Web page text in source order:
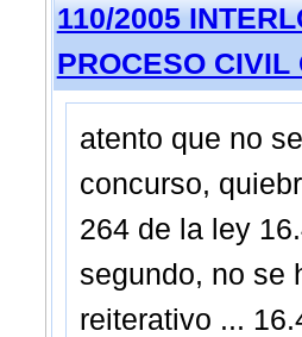
110/2005
PROCESO CIVIL
atento que no
concurso,
264 de la ley
segundo, no se
reiterativo ...